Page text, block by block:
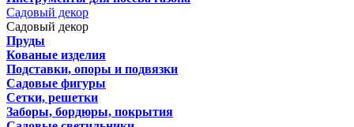
Садовый декор
Садовый декор
Пруды
Кованые изделия
Подставки, опоры и подвязки
Садовые фигуры
Сетки, решетки
Заборы, бордюры, покрытия